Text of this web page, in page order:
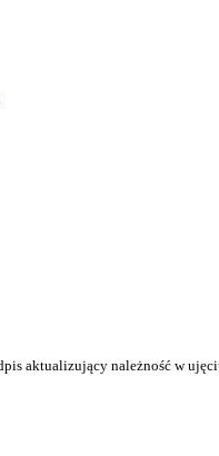
aktualizujący należność w